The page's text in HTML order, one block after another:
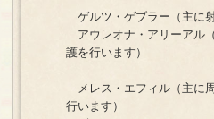
ゲルツ・ゲブラー（主に
アウレオナ・アリーアル
護を行います）
メレス・エフィル（主に
行います）